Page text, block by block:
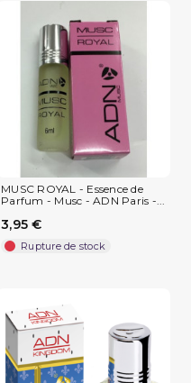
MUSC ROYAL - Essence de
Parfum - Musc - ADN Paris -...
3,95 €
Rupture de stock